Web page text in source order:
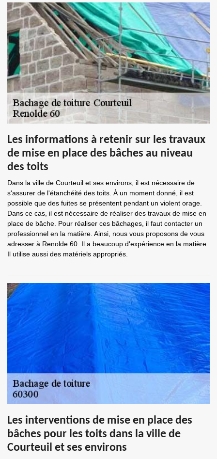
Les informations à retenir sur les travaux
de mise en place des bâches au niveau
des toits
Dans la ville de Courteuil et ses environs, il est nécessaire de
s'assurer de l'étanchéité des toits. À un moment donné, il est
possible que des fuites se présentent pendant un violent orage.
Dans ce cas, il est nécessaire de réaliser des travaux de mise en
place de bâche. Pour réaliser ces bâchages, il faut contacter un
professionnel en la matière. Ainsi, nous vous proposons de vous
adresser à Renolde 60. Il a beaucoup d'expérience en la matière.
Il utilise aussi des matériels appropriés.
Les interventions de mise en place des
bâches pour les toits dans la ville de
Courteuil et ses environs